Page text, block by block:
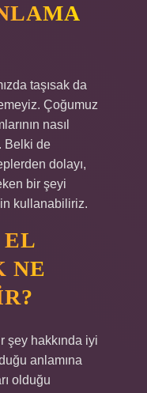
taşısak da
Çoğumuz
nasıl
Belki de
dolayı,
bir şeyi
kullanabiliriz.
NE
şey hakkında iyi
anlamına
olduğu